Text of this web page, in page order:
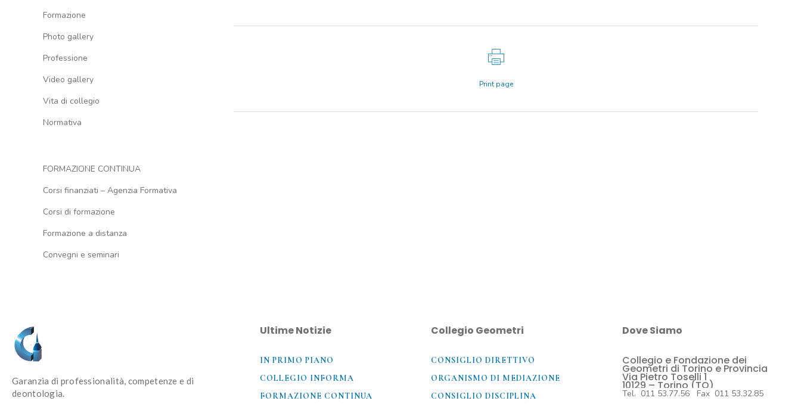
Formazione
Photo gallery
Professione
Video gallery
Vita di collegio
Normativa
FORMAZIONE CONTINUA
Corsi finanziati – Agenzia Formativa
Corsi di formazione
Formazione a distanza
Convegni e seminari
Print page
Garanzia di professionalità, competenze e di
deontologia.
Ultime Notizie
IN PRIMO PIANO
COLLEGIO INFORMA
FORMAZIONE CONTINUA
Collegio Geometri
CONSIGLIO DIRETTIVO
ORGANISMO DI MEDIAZIONE
CONSIGLIO DISCIPLINA
Dove Siamo
Collegio e Fondazione dei
Geometri di Torino e Provincia
Via Pietro Toselli 1
10129 – Torino (TO)
Tel. 011 53.77.56 Fax 011 53.32.85